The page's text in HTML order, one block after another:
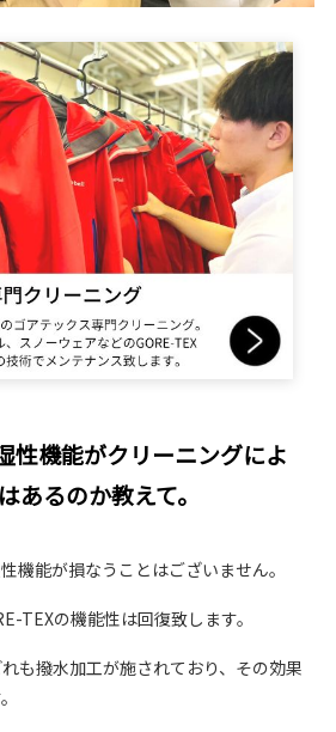
性機能がクリーニングによ
あるのか教えて。
機能が損なうことはございません。
TEXの機能性は回復致します。
も撥水加工が施されており、その効果